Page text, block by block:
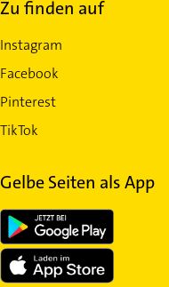
Zu finden auf
Instagram
Facebook
Pinterest
TikTok
Gelbe Seiten als App